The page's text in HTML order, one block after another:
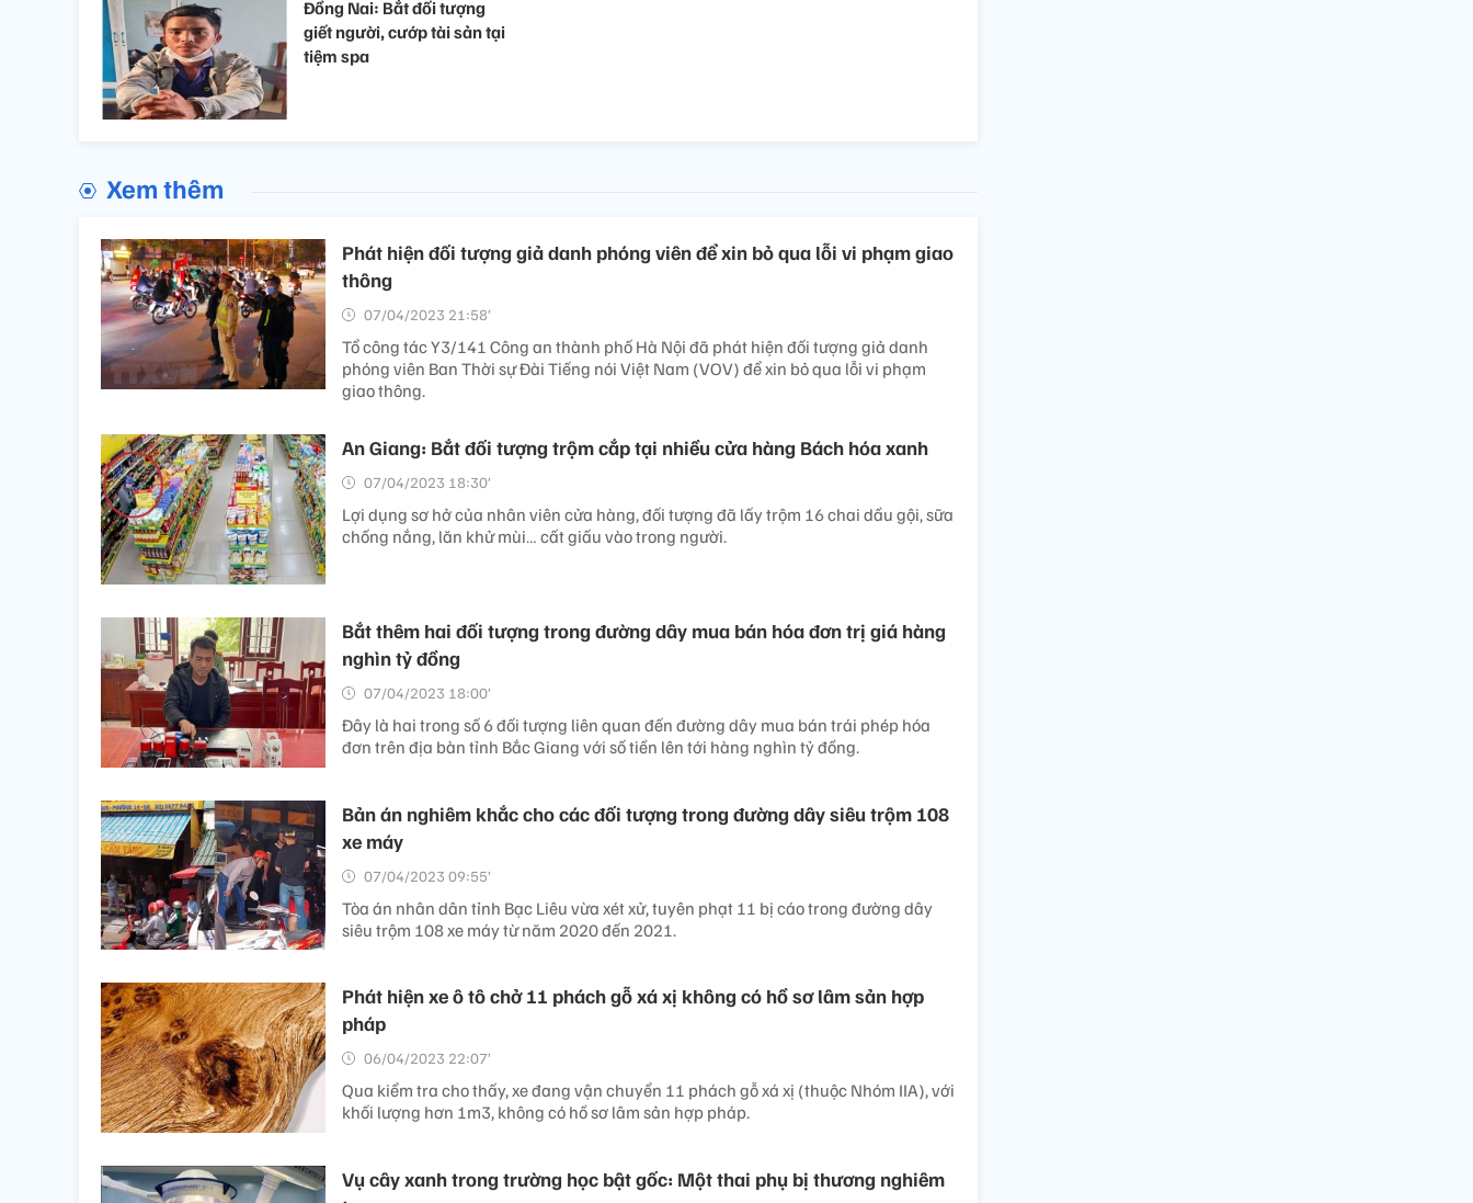
Đồng Nai: Bắt đối tượng
giết người, cướp tài sản tại
tiệm spa
Xem thêm
Phát hiện đối tượng giả danh phóng viên để xin bỏ qua lỗi vi phạm giao
thông
07/04/2023 21:58’
Tổ công tác Y3/141 Công an thành phố Hà Nội đã phát hiện đối tượng giả danh
phóng viên Ban Thời sự Đài Tiếng nói Việt Nam (VOV) để xin bỏ qua lỗi vi phạm
giao thông.
An Giang: Bắt đối tượng trộm cắp tại nhiều cửa hàng Bách hóa xanh
07/04/2023 18:30’
Lợi dụng sơ hở của nhân viên cửa hàng, đối tượng đã lấy trộm 16 chai dầu gội, sữa
chống nắng, lăn khử mùi… cất giấu vào trong người.
Bắt thêm hai đối tượng trong đường dây mua bán hóa đơn trị giá hàng
nghìn tỷ đồng
07/04/2023 18:00’
Đây là hai trong số 6 đối tượng liên quan đến đường dây mua bán trái phép hóa
đơn trên địa bàn tỉnh Bắc Giang với số tiền lên tới hàng nghìn tỷ đồng.
Bản án nghiêm khắc cho các đối tượng trong đường dây siêu trộm 108
xe máy
07/04/2023 09:55’
Tòa án nhân dân tỉnh Bạc Liêu vừa xét xử, tuyên phạt 11 bị cáo trong đường dây
siêu trộm 108 xe máy từ năm 2020 đến 2021.
Phát hiện xe ô tô chở 11 phách gỗ xá xị không có hồ sơ lâm sản hợp
pháp
06/04/2023 22:07’
Qua kiểm tra cho thấy, xe đang vận chuyển 11 phách gỗ xá xị (thuộc Nhóm IIA), với
khối lượng hơn 1m3, không có hồ sơ lâm sản hợp pháp.
Vụ cây xanh trong trường học bật gốc: Một thai phụ bị thương nghiêm